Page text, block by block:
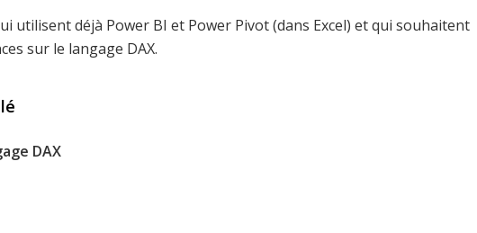
utilisent déjà Power BI et Power Pivot (dans Excel) et qui souhaitent
sur le langage DAX.
DAX